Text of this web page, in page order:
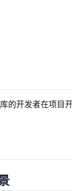
的开发者在项目开